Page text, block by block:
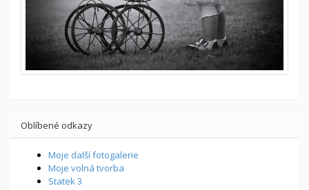
Oblíbené odkazy
Moje další fotogalerie
Moje volná tvorba
Statek 3